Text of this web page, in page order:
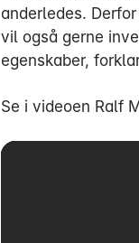
anderledes.
vil også gerne
egenskaber,
Se i videoen Ralf